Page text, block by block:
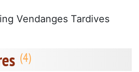
Vendanges Tardives